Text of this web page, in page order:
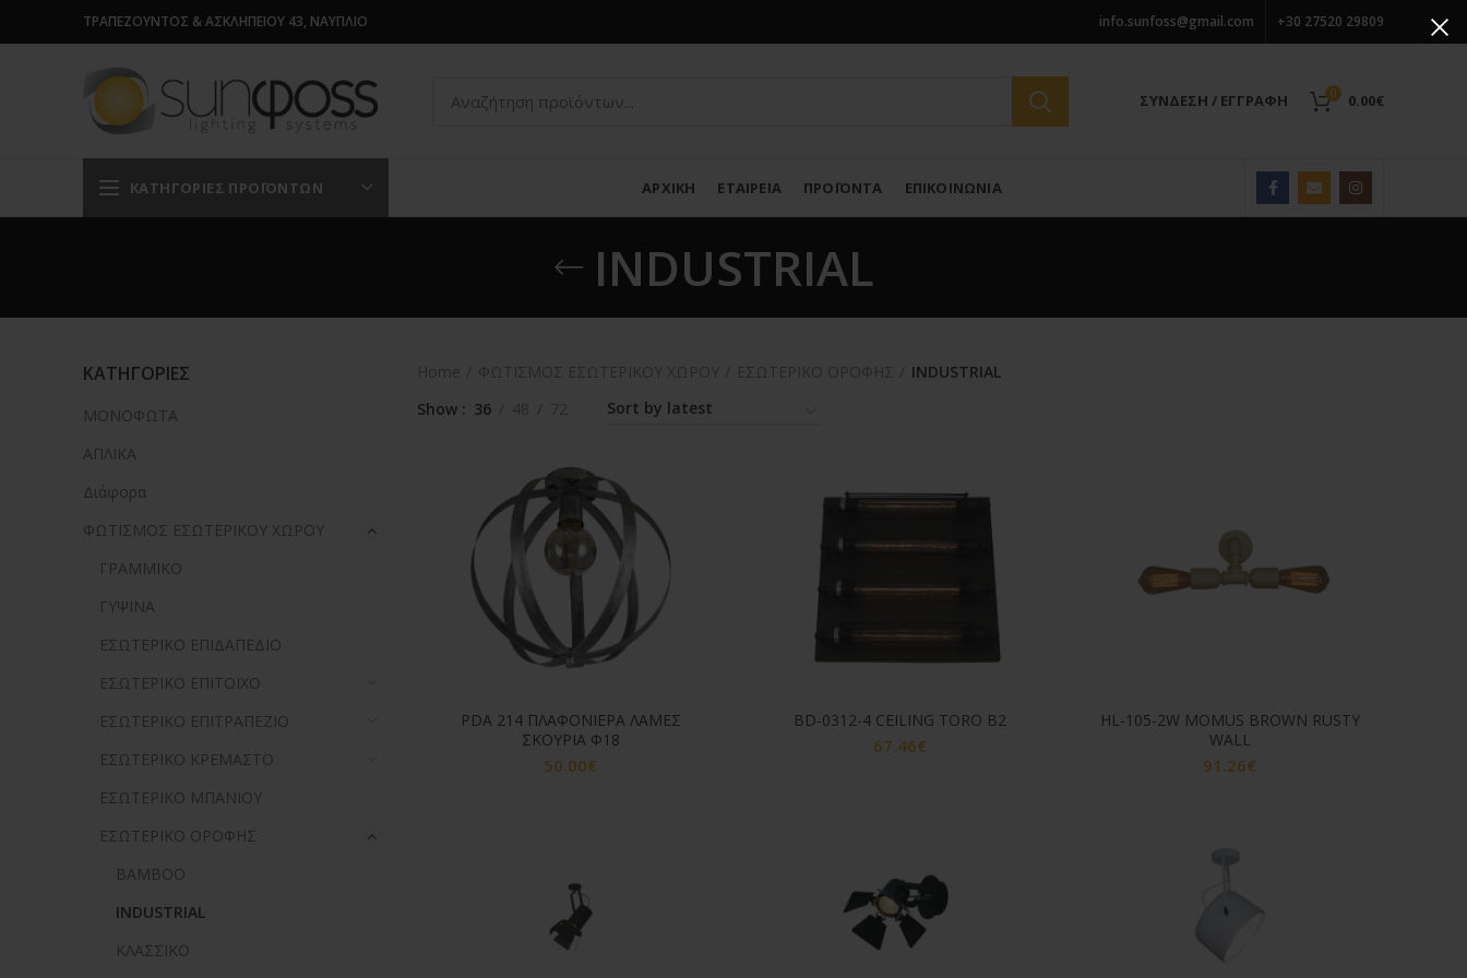
ΤΡΑΠΕΖΟΥΝΤΟΣ & ΑΣΚΛΗΠΕΙΟΥ 43, ΝΑΥΠΛΙΟ info.sunfoss@gmail.com +30 27520 29809
ΣΥΝΔΕΣΗ / ΕΓΓΡΑΦΗ 0 0.00€
ΚΑΤΗΓΟΡΙΕΣ ΠΡΟΪΟΝΤΩΝ ΑΡΧΙΚΗ ΕΤΑΙΡΕΙΑ ΠΡΟΪΟΝΤΑ ΕΠΙΚΟΙΝΩΝΙΑ
INDUSTRIAL
ΚΑΤΗΓΟΡΙΕΣ
ΜΟΝΟΦΩΤΑ
AΠΛΙΚΑ
Διάφορα
ΦΩΤΙΣΜΟΣ ΕΣΩΤΕΡΙΚΟΥ ΧΩΡΟΥ
ΓΡΑΜΜΙΚΟ
ΓΥΨΙΝΑ
ΕΣΩΤΕΡΙΚΟ ΕΠΙΔΑΠΕΔΙΟ
ΕΣΩΤΕΡΙΚΟ ΕΠΙΤΟΙΧΟ
ΕΣΩΤΕΡΙΚΟ ΕΠΙΤΡΑΠΕΖΙΟ
ΕΣΩΤΕΡΙΚΟ ΚΡΕΜΑΣΤΟ
ΕΣΩΤΕΡΙΚΟ ΜΠΑΝΙΟΥ
ΕΣΩΤΕΡΙΚΟ ΟΡΟΦΗΣ
BAMBOO
INDUSTRIAL
ΚΛΑΣΣΙΚΟ
INDUSTRIAL
Show
36
PDA 214 ΠΛΑΦΟΝΙΕΡΑ ΛΑΜΕΣ
ΣΚΟΥΡΙΑ Φ18
50.00€
BD-0312-4 CEILING TORO B2
67.46€
HL-105-2W MOMUS BROWN RUSTY
WALL
91.26€